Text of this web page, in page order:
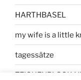
HARTHBASEL
my wife is a little
tagessätze
ZEICHENBLOCK